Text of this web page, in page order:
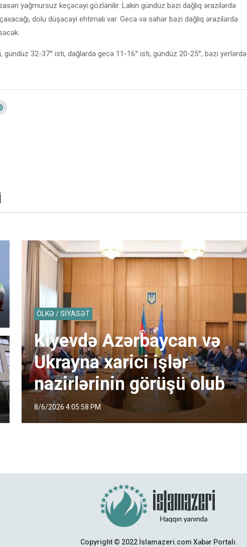
yağmursuz keçəcəyi gözlənilir. Lakin gündüz bəzi dağlıq ərazilərdə
dolu düşəcəyi ehtimalı var. Gecə və səhər bəzi dağlıq ərazilərdə
gündüz 32-37° isti, dağlarda gecə 11-16° isti, gündüz 20-25°, bəzi yerlərdə
ÖLKƏ / SİYASƏT
Kiyevdə Azərbaycan və
Ukrayna xarici işlər
nazirlərinin görüşü olub
8/6/2026 4:05:58 PM
Copyright © 2022 İslamazeri.com Xəbər Portalı.